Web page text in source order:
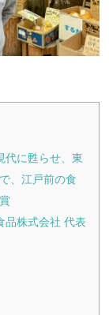
代に甦らせ、東
、江戸前の食
品株式会社 代表